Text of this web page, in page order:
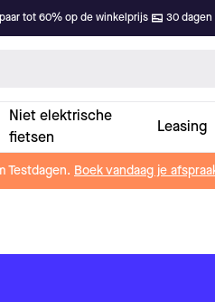
tot 60% op de winkelprijs 30 dagen
Niet elektrische
fietsen
Leasing
Testdagen. Boek vandaag je